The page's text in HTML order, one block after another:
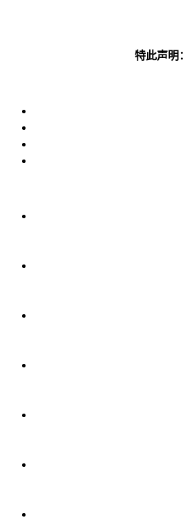
特此声明：